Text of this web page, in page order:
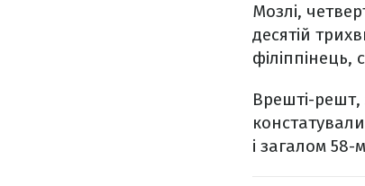
Мозлі,
десятій
філіппінець,
Врешті-решт,
і загалом 58-